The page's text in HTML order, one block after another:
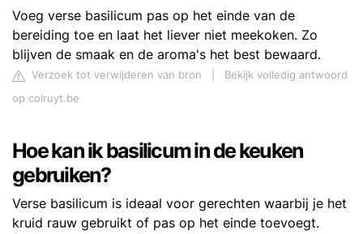
Voeg verse basilicum pas op het einde van de
bereiding toe en laat het liever niet meekoken. Zo
blijven de smaak en de aroma's het best bewaard.
Verzoek tot verwijderen van bron
Bekijk volledig antwoord
op colruyt.be
Hoe kan ik basilicum in de keuken
gebruiken?
Verse basilicum is ideaal voor gerechten waarbij je het
kruid rauw gebruikt of pas op het einde toevoegt.